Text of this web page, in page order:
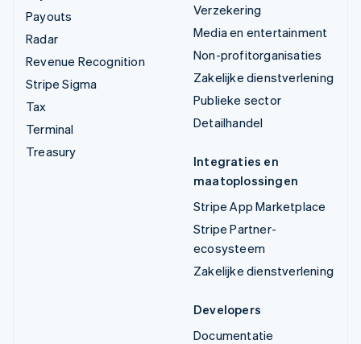
Payouts
Radar
Revenue Recognition
Stripe Sigma
Tax
Terminal
Treasury
Verzekering
Media en entertainment
Non-profitorganisaties
Zakelijke dienstverlening
Publieke sector
Detailhandel
Integraties en
maatoplossingen
Stripe App Marketplace
Stripe Partner-
ecosysteem
Zakelijke dienstverlening
Developers
Documentatie